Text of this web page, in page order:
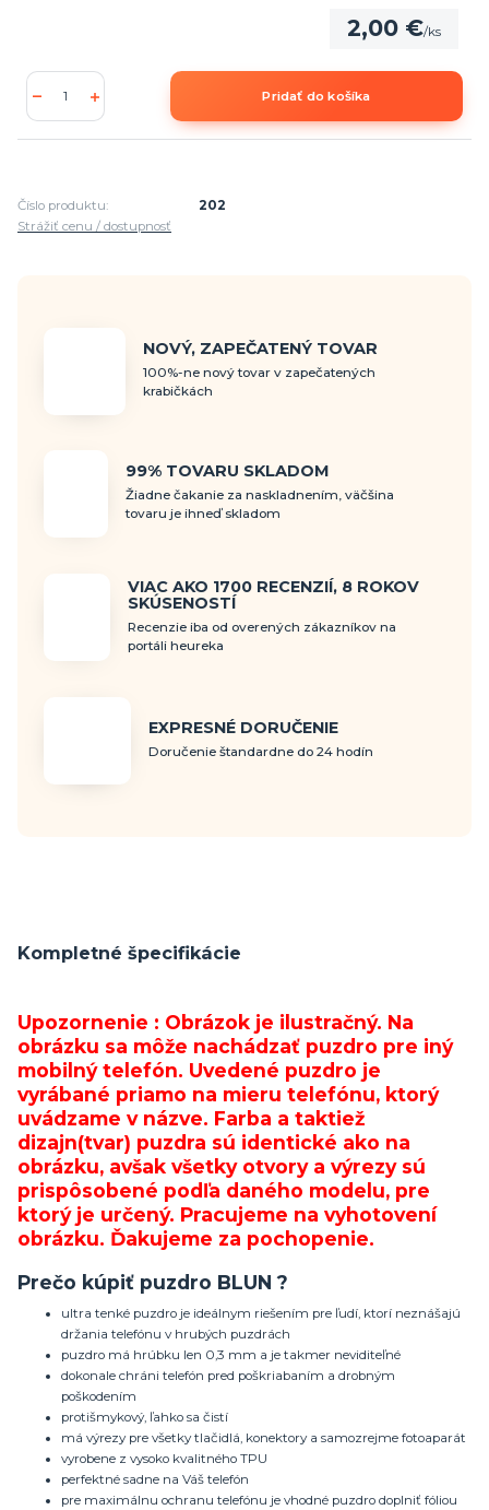
2,00 €/ks
Pridať do košíka
Číslo produktu:
202
Strážiť cenu / dostupnosť
NOVÝ, ZAPEČATENÝ TOVAR
100%-ne nový tovar v zapečatených
krabičkách
99% TOVARU SKLADOM
Žiadne čakanie za naskladnením, väčšina
tovaru je ihneď skladom
VIAC AKO 1700 RECENZIÍ, 8 ROKOV
SKÚSENOSTÍ
Recenzie iba od overených zákazníkov na
portáli heureka
EXPRESNÉ DORUČENIE
Doručenie štandardne do 24 hodín
Kompletné špecifikácie
Upozornenie : Obrázok je ilustračný. Na
obrázku sa môže nachádzať puzdro pre iný
mobilný telefón. Uvedené puzdro je
vyrábané priamo na mieru telefónu, ktorý
uvádzame v názve. Farba a taktiež
dizajn(tvar) puzdra sú identické ako na
obrázku, avšak všetky otvory a výrezy sú
prispôsobené podľa daného modelu, pre
ktorý je určený. Pracujeme na vyhotovení
obrázku. Ďakujeme za pochopenie.
Prečo kúpiť puzdro BLUN ?
ultra tenké puzdro je ideálnym riešením pre ľudí, ktorí neznášajú
držania telefónu v hrubých puzdrách
puzdro má hrúbku len 0,3 mm a je takmer neviditeľné
dokonale chráni telefón pred poškriabaním a drobným
poškodením
protišmykový, ľahko sa čistí
má výrezy pre všetky tlačidlá, konektory a samozrejme fotoaparát
vyrobene z vysoko kvalitného TPU
perfektné sadne na Váš telefón
pre maximálnu ochranu telefónu je vhodné puzdro doplniť fóliou